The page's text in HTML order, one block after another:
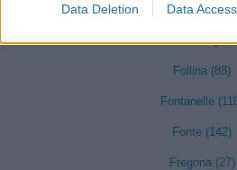
Data Deletion Data Access
Farra di Soligo
Follina (88)
Fontanelle
Fonte (142)
Fregona (27)